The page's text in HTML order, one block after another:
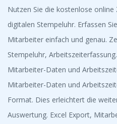
Nutzen Sie die kostenlose
digitalen Stempeluhr. Erfassen
Mitarbeiter einfach und genau.
Stempeluhr,
Mitarbeiter-Daten und
Mitarbeiter-Daten und
Format. Dies erleichtert die
Auswertung. Excel Export,